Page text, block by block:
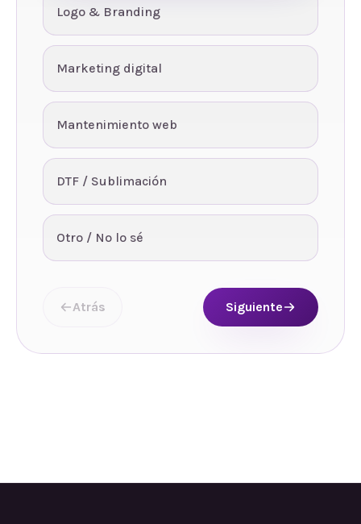
Logo & Branding
Marketing digital
Mantenimiento web
DTF / Sublimación
Otro / No lo sé
Atrás Siguiente